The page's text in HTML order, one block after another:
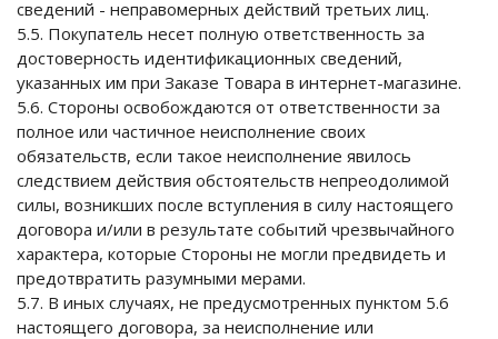
сведений - неправомерных действий третьих лиц.
5.5. Покупатель несет полную ответственность за
достоверность идентификационных сведений,
указанных им при Заказе Товара в интернет-магазине.
5.6. Стороны освобождаются от ответственности за
полное или частичное неисполнение своих
обязательств, если такое неисполнение явилось
следствием действия обстоятельств непреодолимой
силы, возникших после вступления в силу настоящего
договора и/или в результате событий чрезвычайного
характера, которые Стороны не могли предвидеть и
предотвратить разумными мерами.
5.7. В иных случаях, не предусмотренных пунктом 5.6
настоящего договора, за неисполнение или